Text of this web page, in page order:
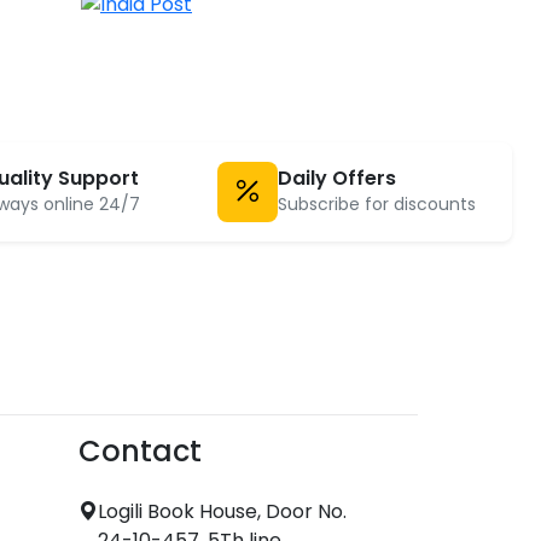
Support
online 24/7
Daily Offers
Subscribe for discounts
Contact
Logili Book House, Door No.